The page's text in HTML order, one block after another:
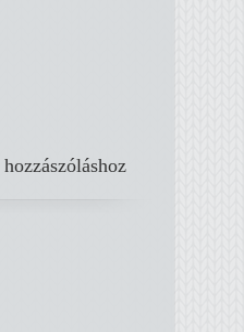
hozzászóláshoz